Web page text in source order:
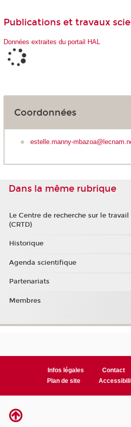
Publications et travaux
Données extraites du portail HAL
Coordonnées
estelle.manny-
Dans la même rubrique
Le Centre de recherche sur le
(CRTD)
Historique
Agenda scientifique
Partenariats
Membres
Infos légales Contact
Plan de site